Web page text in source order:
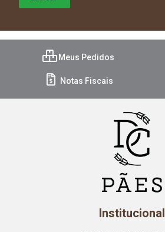
Meus Pedidos
Notas Fiscais
Institucional